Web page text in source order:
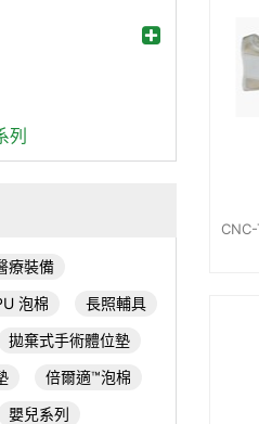
列
療裝備
泡棉
長照輔具
拋棄式手術體位墊
倍爾適™泡棉
嬰兒系列